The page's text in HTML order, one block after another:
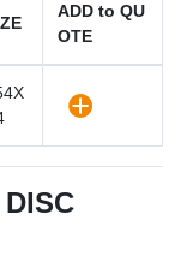
ADD to QU
OTE